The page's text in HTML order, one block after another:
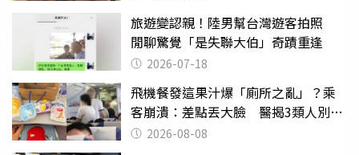
旅遊變認親！陸男幫台灣遊客拍照
閒聊驚覺「是失聯大伯」奇蹟重逢
2026-07-18
飛機餐發這果汁爆「廁所之亂」？乘
客崩潰：差點丟大臉 醫揭3類人別亂
喝 2026-08-08